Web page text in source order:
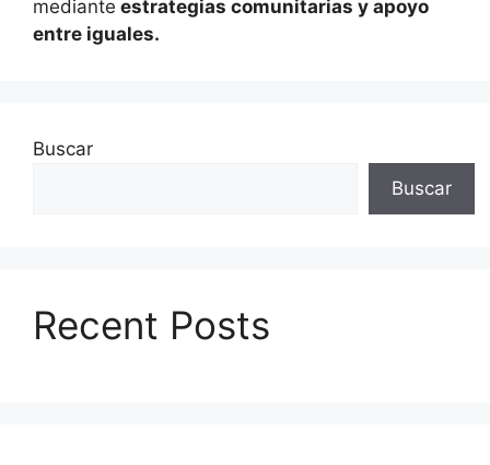
mediante estrategias comunitarias y apoyo
entre iguales.
Buscar
Buscar
Recent Posts